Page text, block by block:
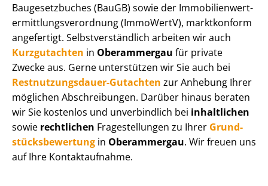
Baugesetzbuches (BauGB) sowie der Im­mo­bi­li­en­wert­
ermitt­lungs­ver­ord­nung (ImmoWertV), marktkonform
angefertigt. Selbst­ver­ständ­lich arbeiten wir auch
Kurzgutachten in Oberammergau für private
Zwecke aus. Gerne unterstützen wir Sie auch bei
Rest­nut­zungs­dau­er-Gutachten zur Anhebung Ihrer
möglichen Abschreibungen. Darüber hinaus beraten
wir Sie kostenlos und unverbindlich bei inhaltlichen
sowie rechtlichen Fragestellungen zu Ihrer Grund­
stücks­be­wer­tung in Oberammergau. Wir freuen uns
auf Ihre Kontaktaufnahme.